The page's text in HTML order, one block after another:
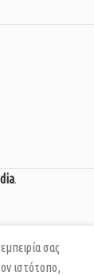
σας
ιστότοπο,